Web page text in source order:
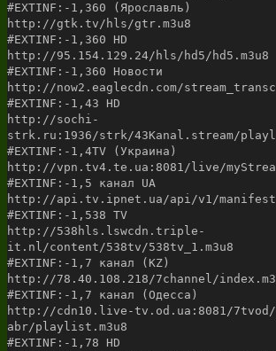
#EXTINF:-1,360 (Ярославль)
http://gtk.tv/hls/gtr.m3u8
#EXTINF:-1,360 HD
http://95.154.129.24/hls/hd5/hd5.m3u8
#EXTINF:-1,360 Новости
http://now2.eaglecdn.com/
#EXTINF:-1,43 HD
http://sochi-
strk.ru:1936/strk/43Kanal.stream/
#EXTINF:-1,4TV (Украина)
http://vpn.tv4.te.ua:8081/live/
#EXTINF:-1,5 канал UA
http://api.tv.ipnet.ua/api/v1/manifest/
#EXTINF:-1,538 TV
http://538hls.lswcdn.triple-
it.nl/content/538tv/538tv_1.m3u8
#EXTINF:-1,7 канал (KZ)
http://78.40.108.218/7channel/
#EXTINF:-1,7 канал (Одесса)
http://cdn10.live-tv.od.ua:8081/7tvod/
abr/playlist.m3u8
#EXTINF:-1,78 HD